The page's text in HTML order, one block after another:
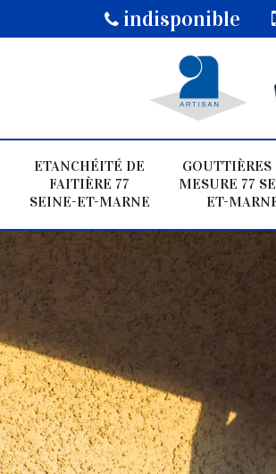
indisponible
ETANCHÉITÉ DE
FAITIÈRE 77
SEINE-ET-MARNE
GOUTTIÈRES
MESURE 77
ET-